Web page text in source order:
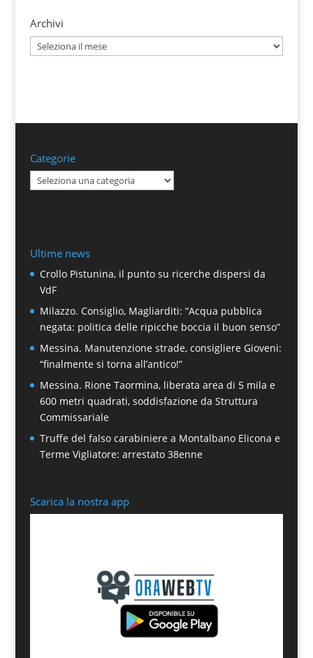
Archivi
Archivi
Categorie
Categorie
Ultime news
Crollo Pistunina, il punto su ricerche dispersi da
VdF
Milazzo. Consiglio, Magliarditi: “Acqua pubblica
negata: politica delle ripicche boccia il buon senso”
Messina. Manutenzione strade, consigliere Gioveni:
“finalmente si torna all’antico!”
Messina. Rione Taormina, liberata area di 5 mila e
600 metri quadrati, soddisfazione da Struttura
Commissariale
Truffe del falso carabiniere a Montalbano Elicona e
Terme Vigliatore: arrestato 38enne
Scarica la nostra app